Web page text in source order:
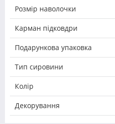
Розмір наволочки
Карман підковдри
Подарункова упаковка
Тип сировини
Колір
Декорування